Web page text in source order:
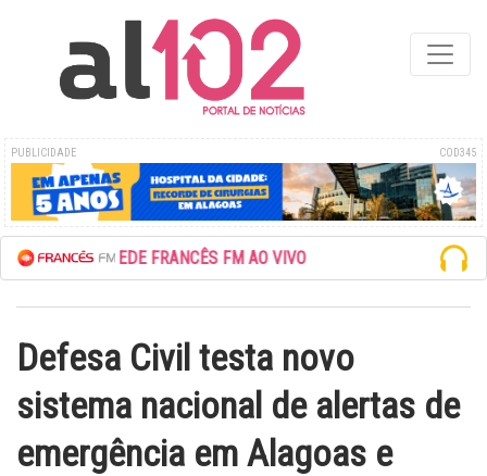
PUBLICIDADE COD345
ESCUTE A REDE FRANCÊS FM AO VIVO
Defesa Civil testa novo
sistema nacional de alertas de
emergência em Alagoas e